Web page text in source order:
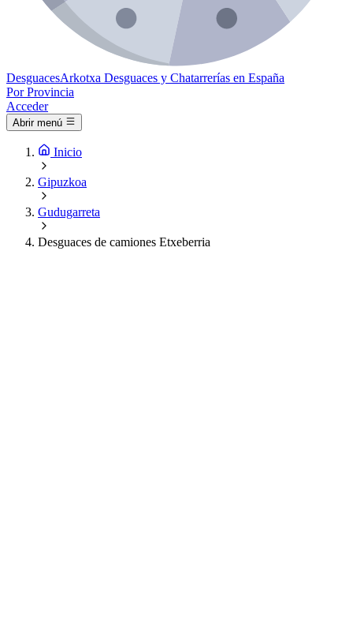
DesguacesArkotxa Desguaces y Chatarrerías en España
Por Provincia
Acceder
Abrir menú
Inicio
Gipuzkoa
Gudugarreta
Desguaces de camiones Etxeberria